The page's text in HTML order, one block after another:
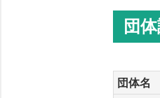
団
団体名